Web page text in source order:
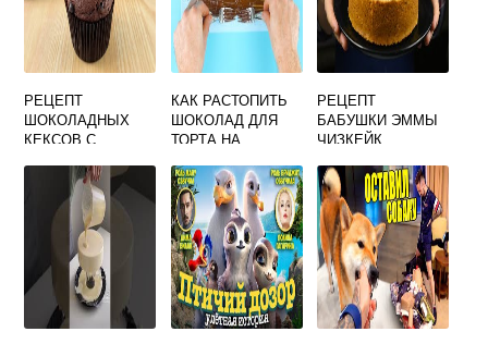
РЕЦЕПТ
ШОКОЛАДНЫХ
КЕКСОВ С
КАК РАСТОПИТЬ
ШОКОЛАД ДЛЯ
ТОРТА НА
РЕЦЕПТ
БАБУШКИ ЭММЫ
ЧИЗКЕЙК